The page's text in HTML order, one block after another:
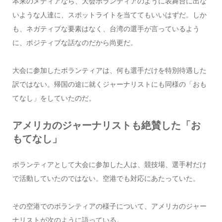
いような人達に、スポットライトを当ててもいいはずだ。しか
も、ネガティブな要素はなく、台湾の選手が言っているよう
に、ポジティブな話なのだから尚更だ。
大会に参加したボランティアは、何も選手だけを特別待遇した
訳ではない。帰国の途に就くジャーナリストにも同様の「おも
てなし」をしていたのだ。
アメリカのジャーナリストも絶賛した「お
もてなし」
ボランティアとして大会に参加した人は、競技場、選手村だけ
で活動していたのではない。空港でも対応にあたっていた。
その空港でのボランティアの様子について、アメリカのジャー
ナリストが次のように語っている。